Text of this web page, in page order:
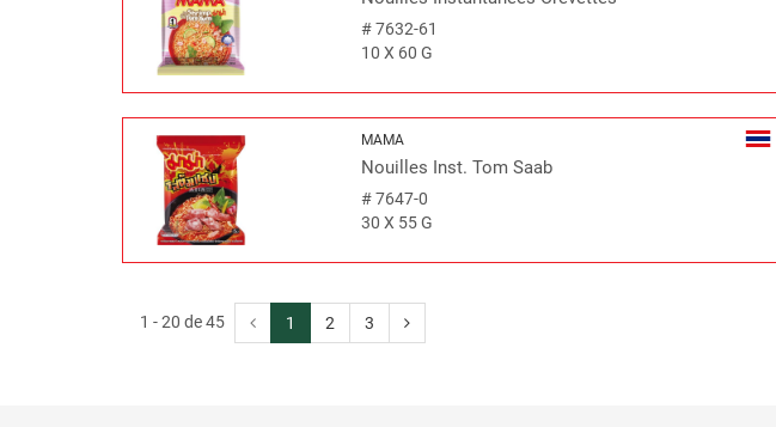
#7632-61
10 X 60 G
MAMA
Nouilles Inst. Tom Saab
#7647-0
30 X 55 G
1 - 20 de 45 1 2 3